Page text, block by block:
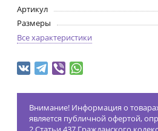
Артикул
Размеры
Все характеристики
Внимание! Информация о
является публичной офертой,